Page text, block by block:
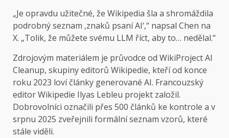
„Je opravdu užitečné, že Wikipedia šla a shromáždila
podrobný seznam ‚znaků psaní AI‘,“ napsal Chen na
X. „Tolik, že můžete svému LLM říct, aby to… nedělal.“
Zdrojovým materiálem je průvodce od WikiProject AI
Cleanup, skupiny editorů Wikipedie, kteří od konce
roku 2023 loví články generované AI. Francouzský
editor Wikipedie Ilyas Lebleu projekt založil.
Dobrovolníci označili přes 500 článků ke kontrole a v
srpnu 2025 zveřejnili formální seznam vzorů, které
stále viděli.